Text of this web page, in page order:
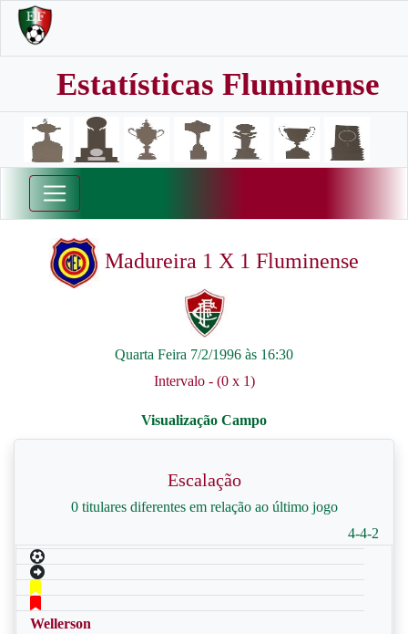
Estatísticas Fluminense
Madureira 1 X 1 Fluminense
Quarta Feira 7/2/1996 às 16:30
Intervalo - (0 x 1)
Escalação
0 titulares diferentes em relação ao último jogo
4-4-2
Wellerson